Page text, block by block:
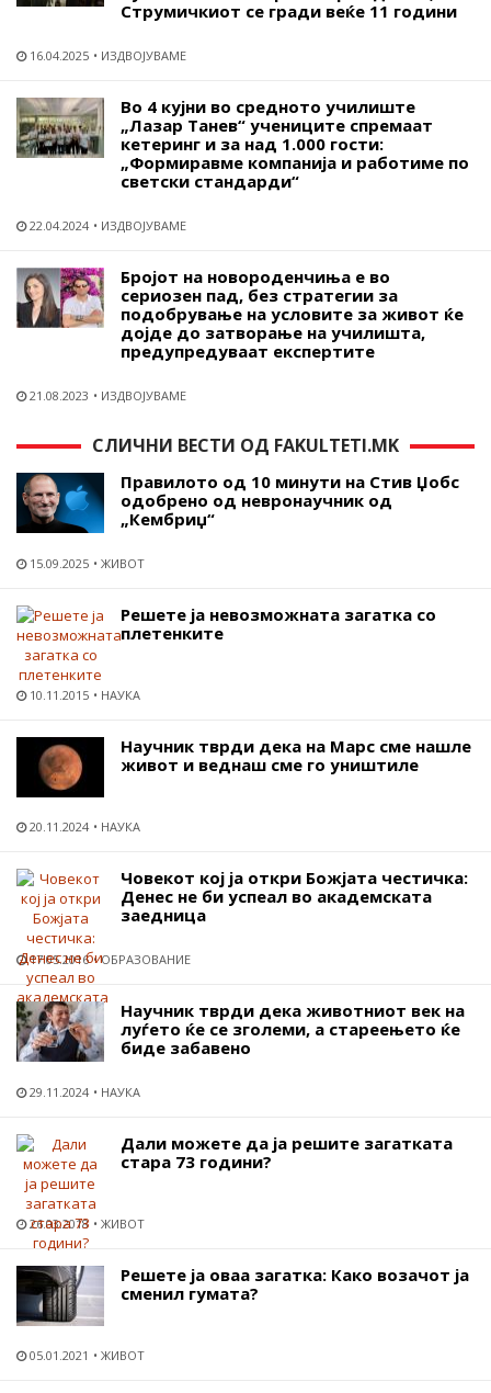
Струмичкиот се гради веќе 11 години
16.04.2025 ИЗДВОЈУВАМЕ
Во 4 кујни во средното училиште
„Лазар Танев“ учениците спремаат
кетеринг и за над 1.000 гости:
„Формиравме компанија и работиме по
светски стандарди“
22.04.2024 ИЗДВОЈУВАМЕ
Бројот на новороденчиња е во
сериозен пад, без стратегии за
подобрување на условите за живот ќе
дојде до затворање на училишта,
предупредуваат експертите
21.08.2023 ИЗДВОЈУВАМЕ
СЛИЧНИ ВЕСТИ ОД FAKULTETI.MK
Правилото од 10 минути на Стив Џобс
одобрено од невронаучник од
„Кембриџ“
15.09.2025 ЖИВОТ
Решете ја невозможната загатка со
плетенките
10.11.2015 НАУКА
Научник тврди дека на Марс сме нашле
живот и веднаш сме го уништиле
20.11.2024 НАУКА
Човекот кој ја откри Божјата честичка:
Денес не би успеал во академската
заедница
17.05.2016 ОБРАЗОВАНИЕ
Научник тврди дека животниот век на
луѓето ќе се зголеми, а стареењето ќе
биде забавено
29.11.2024 НАУКА
Дали можете да ја решите загатката
стара 73 години?
26.03.2018 ЖИВОТ
Решете ја оваа загатка: Како возачот ја
сменил гумата?
05.01.2021 ЖИВОТ